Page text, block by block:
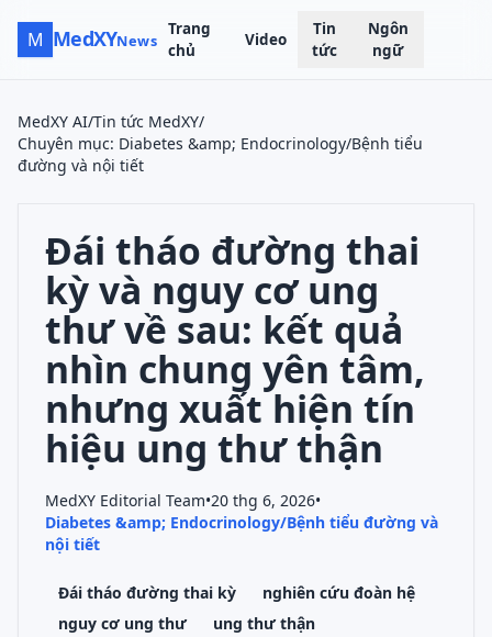
M MedXYNews
Trang
chủ
Video
Tin
tức
Ngôn
ngữ
MedXY AI/Tin tức MedXY/
Chuyên mục: Diabetes &amp; Endocrinology/Bệnh tiểu
đường và nội tiết
Đái tháo đường thai
kỳ và nguy cơ ung
thư về sau: kết quả
nhìn chung yên tâm,
nhưng xuất hiện tín
hiệu ung thư thận
MedXY Editorial Team•20 thg 6, 2026•
Diabetes &amp; Endocrinology/Bệnh tiểu đường và
nội tiết
Đái tháo đường thai kỳ
nghiên cứu đoàn hệ
nguy cơ ung thư
ung thư thận